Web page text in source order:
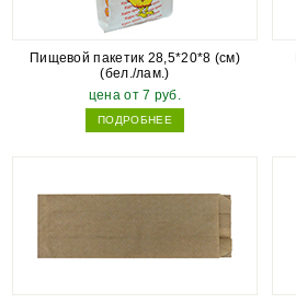
Пищевой пакетик 28,5*20*8 (см)
(бел./лам.)
цена от 7 руб.
ПОДРОБНЕЕ